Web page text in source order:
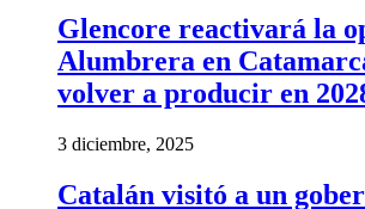
Glencore reactivará la
Alumbrera en
volver a producir en
3 diciembre, 2025
Catalán visitó a un